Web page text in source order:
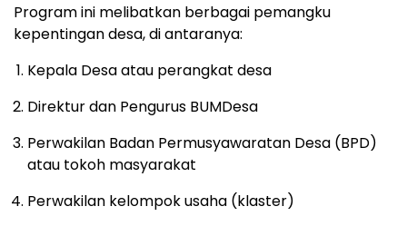
Program ini melibatkan berbagai pemangku
kepentingan desa, di antaranya:
Kepala Desa atau perangkat desa
Direktur dan Pengurus BUMDesa
Perwakilan Badan Permusyawaratan Desa (BPD)
atau tokoh masyarakat
Perwakilan kelompok usaha (klaster)